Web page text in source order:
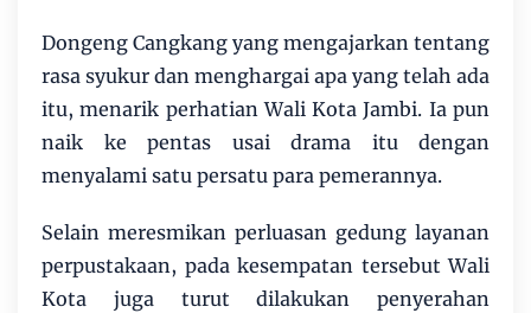
Dongeng Cangkang yang mengajarkan tentang
rasa syukur dan menghargai apa yang telah ada
itu, menarik perhatian Wali Kota Jambi. Ia pun
naik ke pentas usai drama itu dengan
menyalami satu persatu para pemerannya.
Selain meresmikan perluasan gedung layanan
perpustakaan, pada kesempatan tersebut Wali
Kota juga turut dilakukan penyerahan